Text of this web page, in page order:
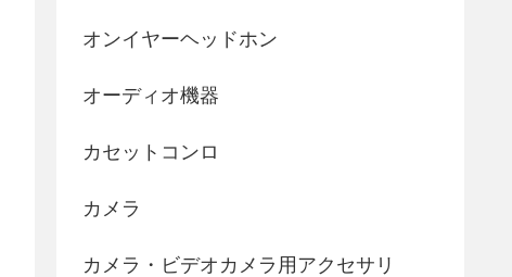
オンイヤーヘッドホン
オーディオ機器
カセットコンロ
カメラ
カメラ・ビデオカメラ用アクセサリ